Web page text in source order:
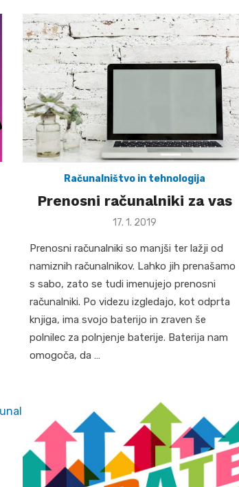
Računalništvo in tehnologija
Prenosni računalniki za vas
Posted
17. 1. 2019
Prenosni računalniki so manjši ter lažji od
namiznih računalnikov. Lahko jih prenašamo
s sabo, zato se tudi imenujejo prenosni
računalniki. Po videzu izgledajo, kot odprta
knjiga, ima svojo baterijo in zraven še
polnilec za polnjenje baterije. Baterija nam
omogoča, da …